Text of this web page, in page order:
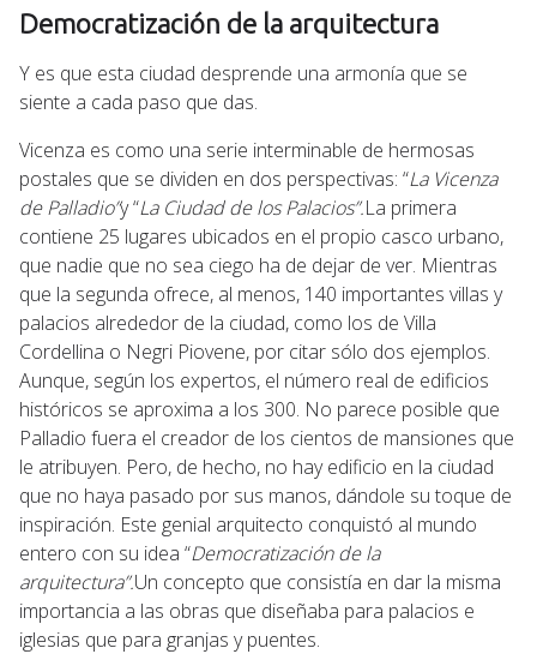
Democratización de la arquitectura
Y es que esta ciudad desprende una armonía que se
siente a cada paso que das.
Vicenza es como una serie interminable de hermosas
postales que se dividen en dos perspectivas: “La Vicenza
de Palladio”y “La Ciudad de los Palacios”.La primera
contiene 25 lugares ubicados en el propio casco urbano,
que nadie que no sea ciego ha de dejar de ver. Mientras
que la segunda ofrece, al menos, 140 importantes villas y
palacios alrededor de la ciudad, como los de Villa
Cordellina o Negri Piovene, por citar sólo dos ejemplos.
Aunque, según los expertos, el número real de edificios
históricos se aproxima a los 300. No parece posible que
Palladio fuera el creador de los cientos de mansiones que
le atribuyen. Pero, de hecho, no hay edificio en la ciudad
que no haya pasado por sus manos, dándole su toque de
inspiración. Este genial arquitecto conquistó al mundo
entero con su idea “Democratización de la
arquitectura”.Un concepto que consistía en dar la misma
importancia a las obras que diseñaba para palacios e
iglesias que para granjas y puentes.